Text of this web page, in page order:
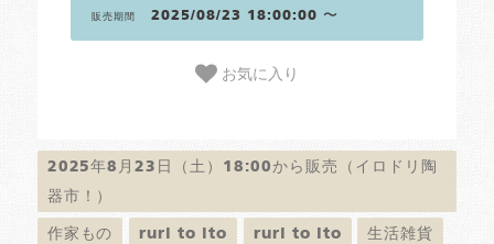
販売期間 2025/08/23 18:00:00 〜
お気に入り
2025年8月23日（土）18:00から販売（イロドリ陶
器市！）
作家もの ruri to ito ruri to ito 生活雑貨